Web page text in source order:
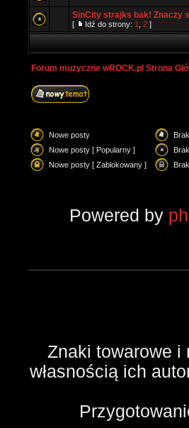
SinCity strajks bak! Znaczy
[ Idź do strony: 1 2 ]
Forum muzyczne wROCK.pl Strona
Nowe posty
Nowe posty [ Popularny ]
Nowe posty [ Zablokowany ]
Powered by
Znaki towarowe i
własnością ich